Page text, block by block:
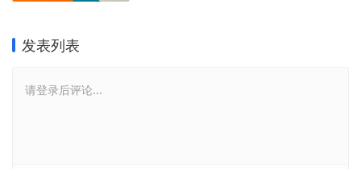
发表列表
请登录后评论...